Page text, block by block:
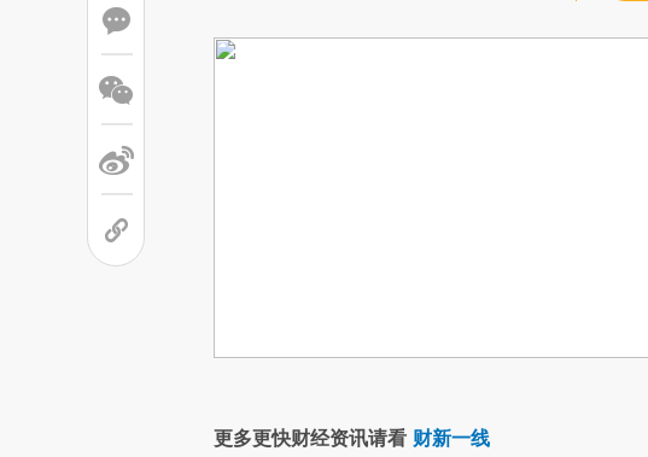
更多更快财经资讯请看 财新一线